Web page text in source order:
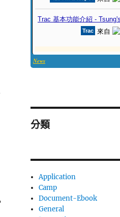
分類
Application
Camp
Document-Ebook
General